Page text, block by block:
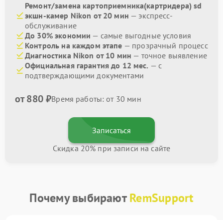
Ремонт/замена картоприемника(картридера) sd
экшн-камер Nikon от 20 мин — экспресс-
обслуживание
До 30% экономии — самые выгодные условия
Контроль на каждом этапе — прозрачный процесс
Диагностика Nikon от 10 мин — точное выявление
Официальная гарантия до 12 мес. — с
подтверждающими документами
от 880 ₽Время работы: от 30 мин
Записаться
Скидка 20% при записи на сайте
Почему выбираютRemSupport